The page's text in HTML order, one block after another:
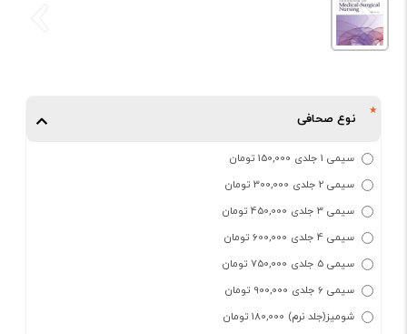
نوع صحافی
سیمی 1 جلدی 150,000 تومان
سیمی 2 جلدی 300,000 تومان
سیمی 3 جلدی 450,000 تومان
سیمی 4 جلدی 600,000 تومان
سیمی 5 جلدی 750,000 تومان
سیمی 6 جلدی 900,000 تومان
شومیز(جلد نرم) 180,000 تومان